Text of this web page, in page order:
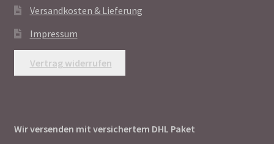
Versandkosten & Lieferung
Impressum
Vertrag widerrufen
Wir versenden mit versichertem DHL Paket